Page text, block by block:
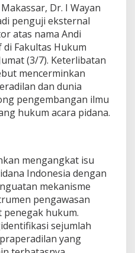
Dr. I Wayan
penguji eksternal
atas nama Andi
di Fakultas Hukum
(3/7). Keterlibatan
mencerminkan
dan dunia
pengembangan ilmu
hukum acara pidana.
mengangkat isu
Indonesia dengan
mekanisme
pengawasan
hukum.
sejumlah
yang